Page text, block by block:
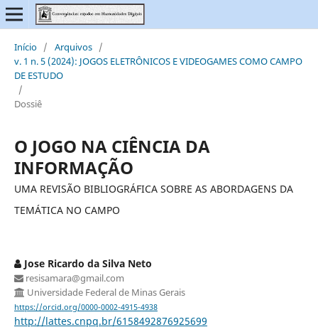
Início / Arquivos /
v. 1 n. 5 (2024): JOGOS ELETRÔNICOS E VIDEOGAMES COMO CAMPO
DE ESTUDO
/
Dossiê
O JOGO NA CIÊNCIA DA
INFORMAÇÃO
UMA REVISÃO BIBLIOGRÁFICA SOBRE AS ABORDAGENS DA
TEMÁTICA NO CAMPO
Jose Ricardo da Silva Neto
resisamara@gmail.com
Universidade Federal de Minas Gerais
https://orcid.org/0000-0002-4915-4938
http://lattes.cnpq.br/6158492876925699